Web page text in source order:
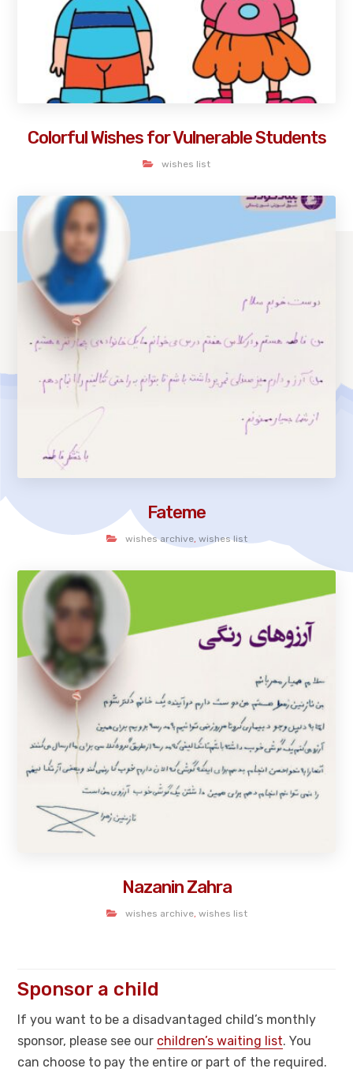
Colorful Wishes for Vulnerable Students
wishes list
Fateme
wishes archive, wishes list
Nazanin Zahra
wishes archive, wishes list
Sponsor a child
If you want to be a disadvantaged child’s monthly
sponsor, please see our children’s waiting list. You
can choose to pay the entire or part of the required.